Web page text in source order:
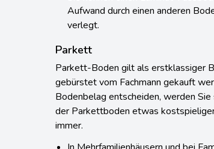
Sie können einen Laminat-
Aufwand durch einen anderen
Parkett
Parkett-Boden gilt als erstklassiger
gebürstet vom Fachmann gekauft
Bodenbelag entscheiden, werden Sie
der Parkettboden etwas kostspieliger